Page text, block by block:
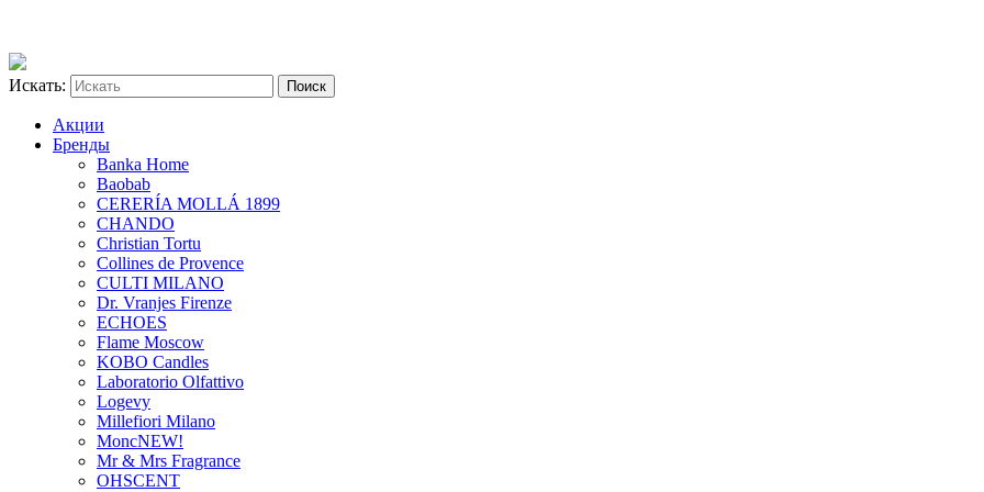
Искать:
Акции
Бренды
Banka Home
Baobab
CERERÍA MOLLÁ 1899
CHANDO
Christian Tortu
Collines de Provence
CULTI MILANO
Dr. Vranjes Firenze
ECHOES
Flame Moscow
KOBO Candles
Laboratorio Olfattivo
Logevy
Millefiori Milano
MoncNEW!
Mr & Mrs Fragrance
OHSCENT